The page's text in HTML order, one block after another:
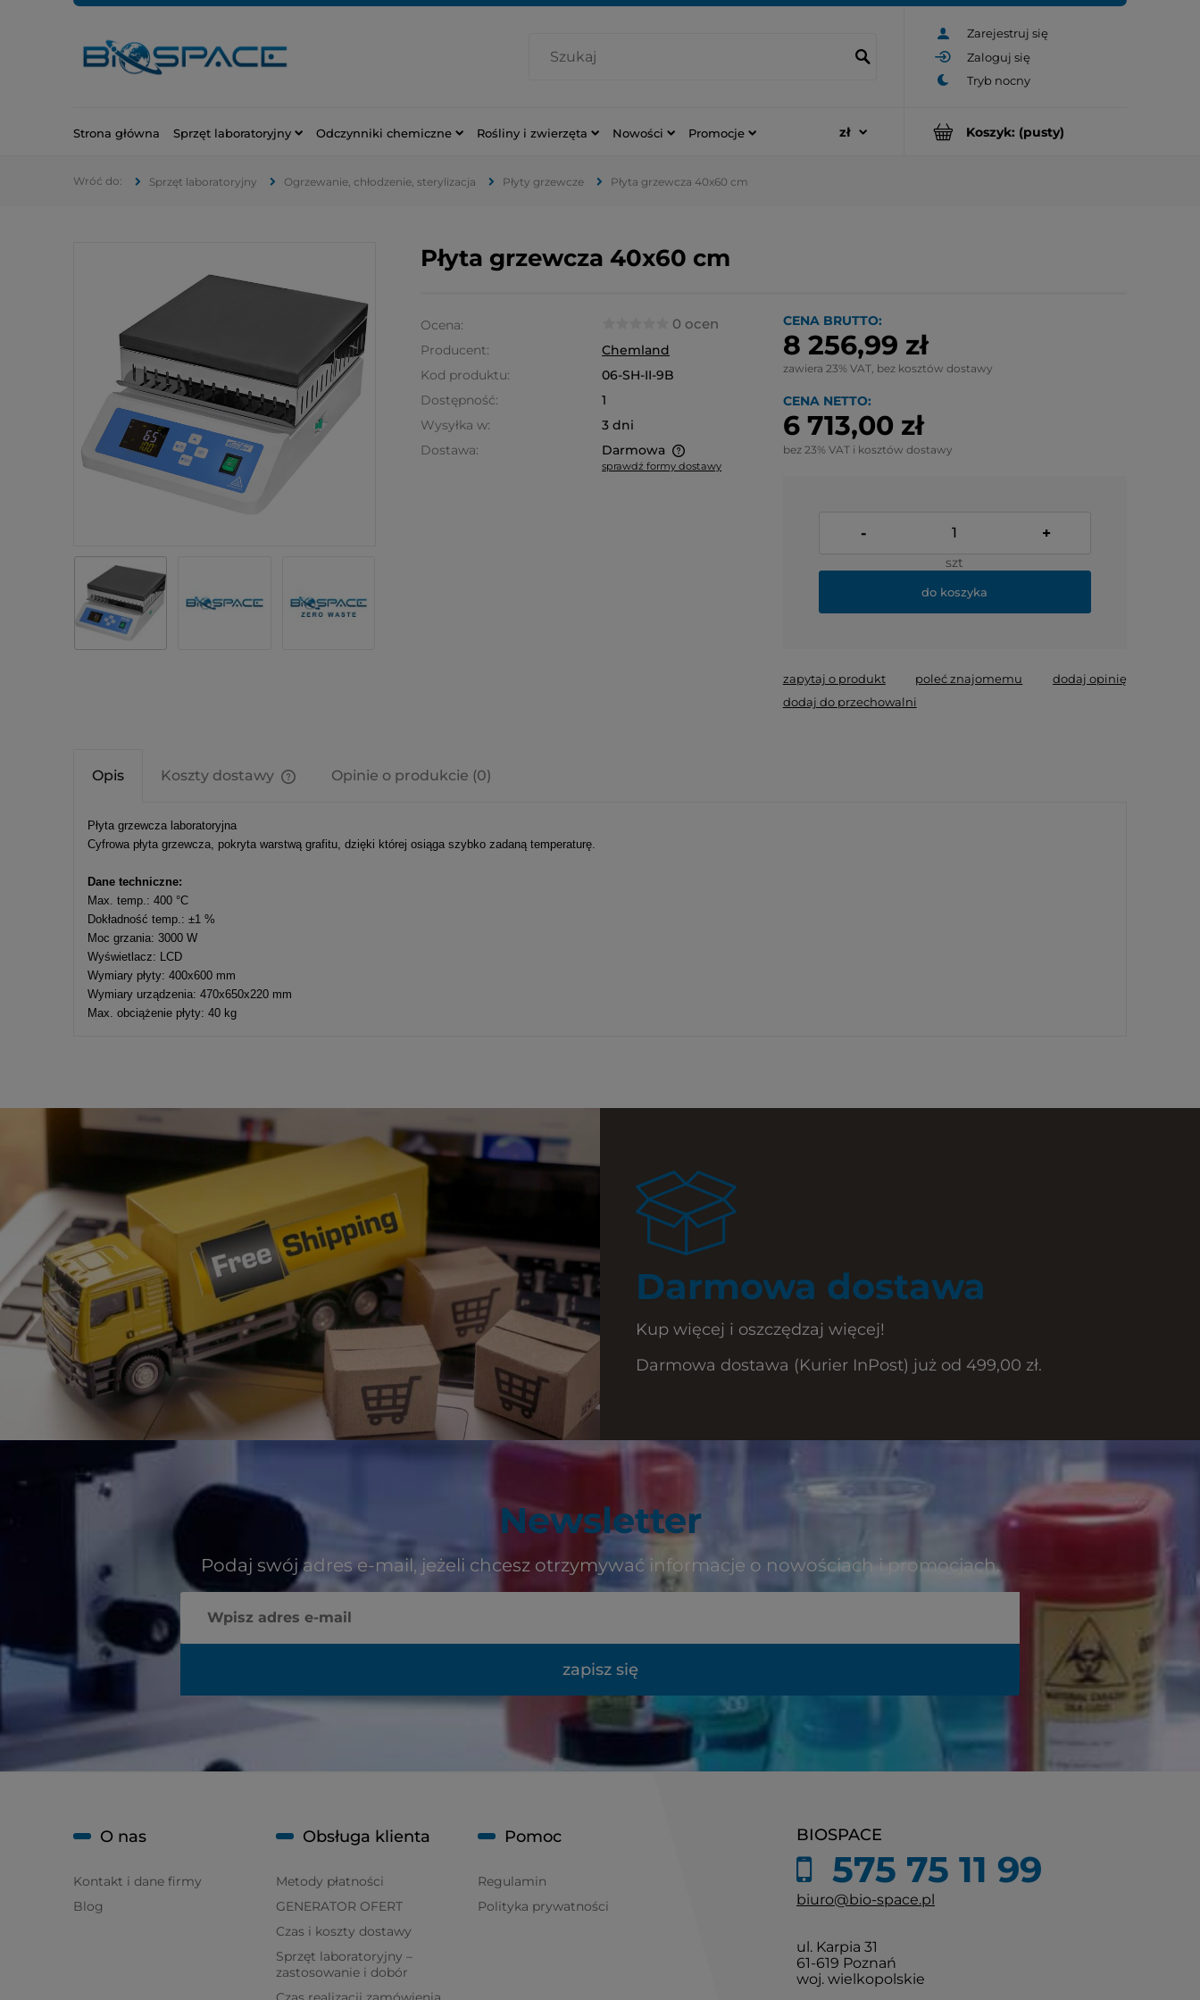
Zarejestruj się
Zaloguj się
Koszyk: (pusty)
Strona główna Sprzęt laboratoryjny Odczynniki chemiczne Rośliny i zwierzęta Nowości Promocje
Sprzęt laboratoryjny Ogrzewanie, chłodzenie, sterylizacja Płyty grzewcze Płyta grzewcza 40x60 cm
Płyta grzewcza 40x60 cm
Ocena: 0 ocen
Producent:
Chemland
Kod produktu:
06-SH-II-9B
Dostępność:
1
Wysyłka w:
3 dni
Dostawa:
Darmowa
sprawdź formy dostawy
CENA BRUTTO:
8 256,99 zł
zawiera 23% VAT, bez kosztów dostawy
CENA NETTO:
6 713,00 zł
bez 23% VAT i kosztów dostawy
- +
szt
do koszyka
zapytaj o produkt poleć znajomemu
dodaj opinię
dodaj do przechowalni
Opis Koszty dostawy Opinie o produkcie (0)
Płyta grzewcza laboratoryjna
Cyfrowa płyta grzewcza, pokryta warstwą grafitu, dzięki której osiąga szybko zadaną temperaturę.
Dane techniczne:
Max. temp.: 400 °C
Dokładność temp.: ±1 %
Moc grzania: 3000 W
Wyświetlacz: LCD
Wymiary płyty: 400x600 mm
Wymiary urządzenia: 470x650x220 mm
Max. obciążenie płyty: 40 kg
Darmowa dostawa
Kup więcej i oszczędzaj więcej!
Darmowa dostawa (Kurier InPost) już od 499,00 zł.
Newsletter
Podaj swój adres e-mail, jeżeli chcesz otrzymywać informacje o nowościach i promocjach.
zapisz się
BIOSPACE
575 75 11 99
biuro@bio-space.pl
ul. Karpia 31
61-619 Poznań
woj. wielkopolskie
O nas
Kontakt i dane firmy
Blog
Obsługa klienta
Metody płatności
GENERATOR OFERT
Czas i koszty dostawy
Sprzęt laboratoryjny –
zastosowanie i dobór
Pomoc
Regulamin
Polityka prywatności